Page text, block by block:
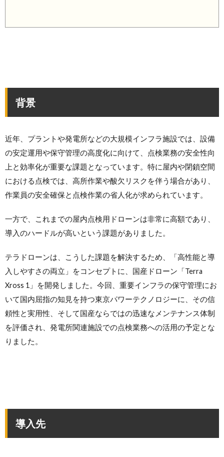
背景
近年、プラントや発電所などの大規模インフラ施設では、設備
の安定運用や保守管理の高度化に向けて、点検業務の安全性向
上と効率化が重要な課題となっています。特に屋内や閉鎖空間
における点検では、高所作業や酸欠リスクを伴う場合があり、
作業員の安全確保と点検作業の省人化が求められています。
一方で、これまでの屋内点検用ドローンは非常に高額であり、
導入のハードルが高いという課題がありました。
テラドローンは、こうした課題を解決するため、「高性能と導
入しやすさの両立」をコンセプトに、国産ドローン「Terra
Xross 1」を開発しました。今回、重要インフラの保守管理にお
いて国内屈指の知見を持つ東京パワーテクノロジーに、その信
頼性と実用性、そして国産ならではの迅速なメンテナンス体制
を評価され、発電所関連施設での点検業務への活用の予定とな
りました。
導入先